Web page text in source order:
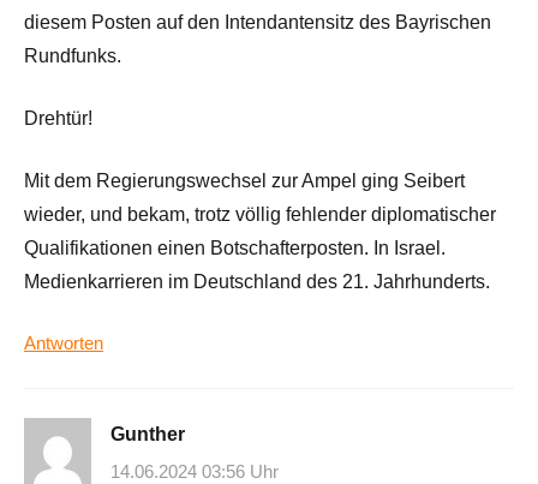
diesem Posten auf den Intendantensitz des Bayrischen
Rundfunks.
Drehtür!
Mit dem Regierungswechsel zur Ampel ging Seibert
wieder, und bekam, trotz völlig fehlender diplomatischer
Qualifikationen einen Botschafterposten. In Israel.
Medienkarrieren im Deutschland des 21. Jahrhunderts.
Antworten
Gunther
14.06.2024 03:56 Uhr